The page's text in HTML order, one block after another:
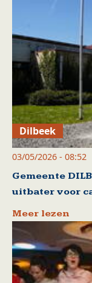
Dilbeek
03/05/2026 - 08:52
Gemeente
uitbater voor
Meer lezen